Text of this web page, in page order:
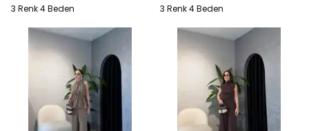
3 Renk 4 Beden 3 Renk 4 Beden